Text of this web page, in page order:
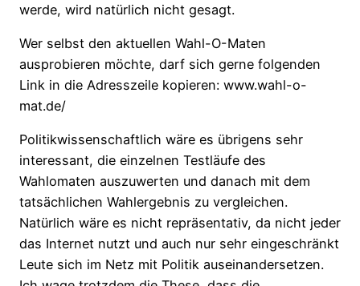
werde, wird natürlich nicht gesagt.
Wer selbst den aktuellen Wahl-O-Maten
ausprobieren möchte, darf sich gerne folgenden
Link in die Adresszeile kopieren: www.wahl-o-
mat.de/
Politikwissenschaftlich wäre es übrigens sehr
interessant, die einzelnen Testläufe des
Wahlomaten auszuwerten und danach mit dem
tatsächlichen Wahlergebnis zu vergleichen.
Natürlich wäre es nicht repräsentativ, da nicht jeder
das Internet nutzt und auch nur sehr eingeschränkt
Leute sich im Netz mit Politik auseinandersetzen.